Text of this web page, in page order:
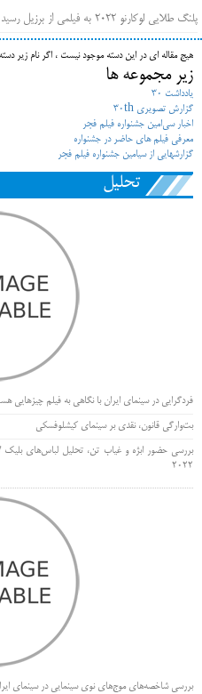
پلنگ طلایی لوکارنو ۲۰۲۲ به فیلمی از برزیل رسید
فهرست فیلم‌های بخش مسابقه جشنواره فیلم ونیز ۲۰۲۲ مشخص شد، سهم پررنگ ایرانی‌ها
بیرون راندن فیلم‌های منتسب به حامیان کرملین
هیج مقاله ای در این دسته موجود نیست ، اگر نام زیر
زیر مجموعه ها
یادداشت 30
گزارش تصویری 30th
اخبار سی‌امین جشنواره فیلم فجر
معرفی فیلم های حاضر در جشنواره
گزارش‎هایی از سی‎امین جشنواره فیلم فجر
تحلیل
فردگرایی در سینمای ایران با نگاهی به فیلم چیزهایی
بت‌وارگی قانون، نقدی بر سینمای کیشلوفسکی
بررسی حضور ابژه و غیاب تن، تحلیل لباس‌های بلیک
۲۰۲۲
بررسی شاخصه‌های موج‌های نوی سینمایی در سینمای ایران سال‌های 1357-